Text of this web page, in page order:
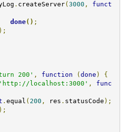
myLog
. createServer( 3000 ,
funct
done() ;
200' , function ( done )
{
'http://localhost:3000' ,
func
. equal ( 200 , res . statusCode );